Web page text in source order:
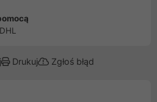
Drukuj Zgłoś błąd